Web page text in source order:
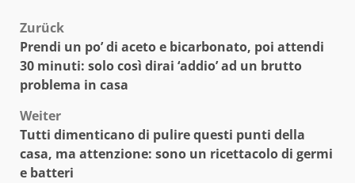
Beitragsnavigation
Zurück
Prendi un po’ di aceto e bicarbonato, poi attendi
30 minuti: solo così dirai ‘addio’ ad un brutto
problema in casa
Weiter
Tutti dimenticano di pulire questi punti della
casa, ma attenzione: sono un ricettacolo di germi
e batteri